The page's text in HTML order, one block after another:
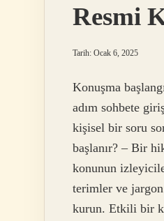
Resmi
Tarih: Ocak 6, 2025
Konuşma
adım sohbete
kişisel bir soru
başlanır? – Bir
konunun
terimler ve
kurun. Etkili bir